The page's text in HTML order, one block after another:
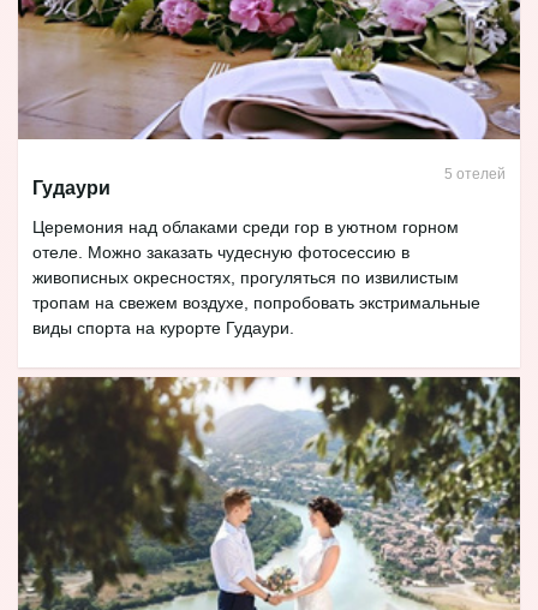
Гудаури
5 отелей
Церемония над облаками среди гор в уютном горном
отеле. Можно заказать чудесную фотосессию в
живописных окресностях, прогуляться по извилистым
тропам на свежем воздухе, попробовать экстримальные
виды спорта на курорте Гудаури.